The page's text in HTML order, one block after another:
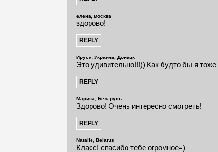
елена, москва
здорово!
Ируся, Украина, Донецк
Это удивительно!!!)) Как будто бы я
Марина, Беларусь
Здорово! Очень интересно смотреть!
Natalie, Belarus
Класс! спасибо тебе огромное=)